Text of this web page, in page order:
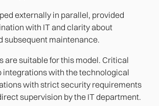
externally in parallel, provided
with IT and clarity about
subsequent maintenance.
are suitable for this model. Critical
integrations with the technological
with strict security requirements
supervision by the IT department.